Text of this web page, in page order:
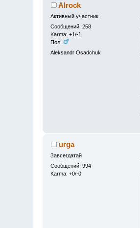
Alrock
Активный участник
Сообщений: 258
Karma: +1/-1
Пол:
Aleksandr Osadchuk
urga
Завсегдатай
Сообщений: 994
Karma: +0/-0